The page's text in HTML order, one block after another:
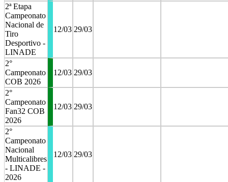
2ª Etapa
Campeonato
Nacional de
Tiro
Desportivo -
LINADE
12/03 29/03
2°
Campeonato
COB 2026
12/03 29/03
2°
Campeonato
Fan32 COB
2026
12/03 29/03
2°
Campeonato
Nacional
Multicalibres
- LINADE -
2026
12/03 29/03